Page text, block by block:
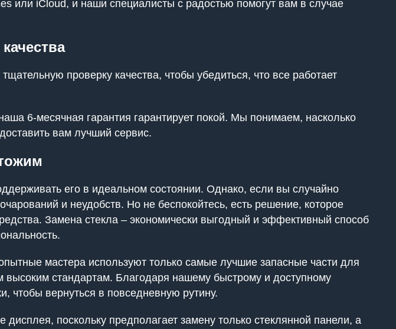
или iCloud, и наши специалисты с радостью помогут вам в случае
проверку качества, чтобы убедиться, что все работает
6-месячная гарантия гарантирует покой. Мы понимаем, насколько
вам лучший сервис.
его в идеальном состоянии. Однако, если вы случайно
и неудобств. Но не беспокойтесь, есть решение, которое
Замена стекла – экономически выгодный и эффективный способ
мастера используют только самые лучшие запасные части для
стандартам. Благодаря нашему быстрому и доступному
чтобы вернуться в повседневную рутину.
поскольку предполагает замену только стеклянной панели, а